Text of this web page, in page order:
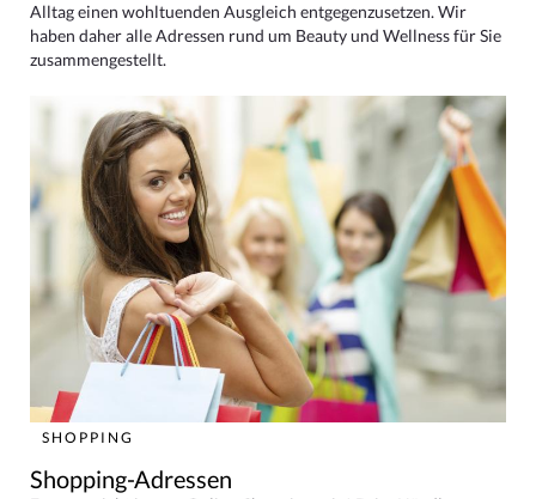
Alltag einen wohltuenden Ausgleich entgegenzusetzen. Wir
haben daher alle Adressen rund um Beauty und Wellness für Sie
zusammengestellt.
SHOPPING
Shopping-Adressen